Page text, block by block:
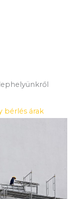
bérlés árak